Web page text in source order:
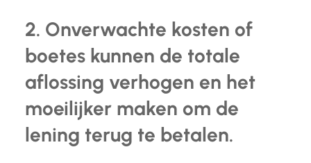
2. Onverwachte kosten of
boetes kunnen de totale
aflossing verhogen en het
moeilijker maken om de
lening terug te betalen.